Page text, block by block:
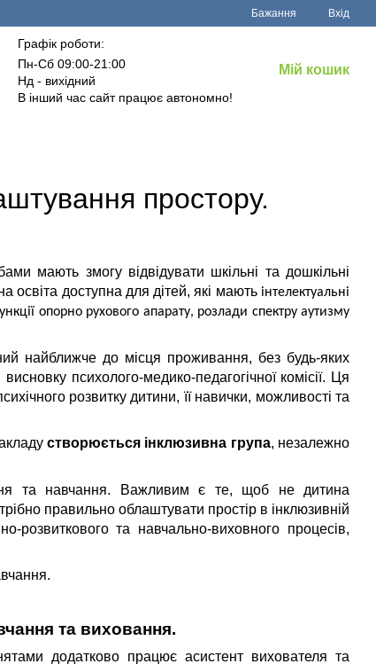
Бажання Вхід
Графік роботи:
Пн-Сб 09:00-21:00
Нд - вихідний
В інший час сайт працює автономно!
Мій кошик
простору.
мають змогу відвідувати шкільні та дошкільні
освіта доступна для дітей, які мають інтелектуальні
опорно рухового апарату, розлади спектру аутизму
найближче до місця проживання, без будь-яких
психолого-медико-педагогічної комісії. Ця
розвитку дитини, її навички, можливості та
створюється інклюзивна група, незалежно
та навчання. Важливим є те, щоб не дитина
правильно облаштувати простір в інклюзивній
розвиткового та навчально-виховного процесів,
та виховання.
додатково працює асистент вихователя та